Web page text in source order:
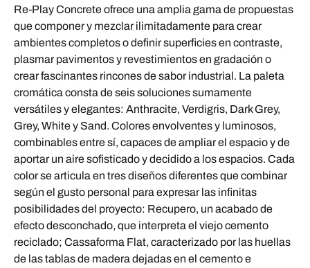
Re-Play Concrete ofrece una amplia gama de propuestas
que componer y mezclar ilimitadamente para crear
ambientes completos o definir superficies en contraste,
plasmar pavimentos y revestimientos en gradación o
crear fascinantes rincones de sabor industrial. La paleta
cromática consta de seis soluciones sumamente
versátiles y elegantes: Anthracite, Verdigris, Dark Grey,
Grey, White y Sand. Colores envolventes y luminosos,
combinables entre sí, capaces de ampliar el espacio y de
aportar un aire sofisticado y decidido a los espacios. Cada
color se articula en tres diseños diferentes que combinar
según el gusto personal para expresar las infinitas
posibilidades del proyecto: Recupero, un acabado de
efecto desconchado, que interpreta el viejo cemento
reciclado; Cassaforma Flat, caracterizado por las huellas
de las tablas de madera dejadas en el cemento e